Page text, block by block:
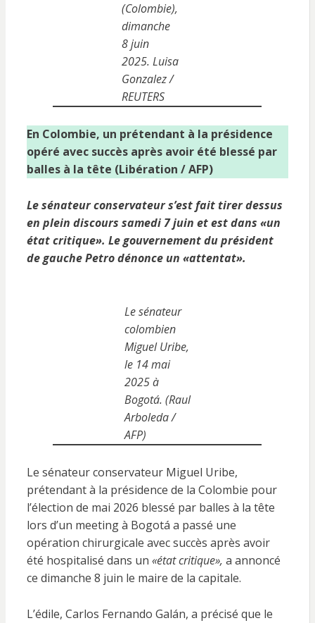
(Colombie),
dimanche
8 juin
2025. Luisa
Gonzalez /
REUTERS
En Colombie, un prétendant à la présidence
opéré avec succès après avoir été blessé par
balles à la tête (Libération / AFP)
Le sénateur conservateur s’est fait tirer dessus
en plein discours samedi 7 juin et est dans «un
état critique». Le gouvernement du président
de gauche Petro dénonce un «attentat».
Le sénateur
colombien
Miguel Uribe,
le 14 mai
2025 à
Bogotá. (Raul
Arboleda /
AFP)
Le sénateur conservateur Miguel Uribe,
prétendant à la présidence de la Colombie pour
l’élection de mai 2026 blessé par balles à la tête
lors d’un meeting à Bogotá a passé une
opération chirurgicale avec succès après avoir
été hospitalisé dans un «état critique», a annoncé
ce dimanche 8 juin le maire de la capitale.
L’édile, Carlos Fernando Galán, a précisé que le